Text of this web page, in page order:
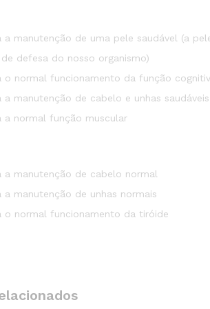
a manutenção de uma pele saudável (a
defesa do nosso organismo)
o normal funcionamento da função
a manutenção de cabelo e unhas saudáveis
a normal função muscular
a manutenção de cabelo normal
a manutenção de unhas normais
o normal funcionamento da tiróide